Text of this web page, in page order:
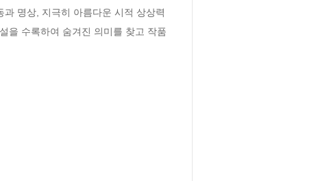
명상, 지극히 아름다운 시적 상상력
을 수록하여 숨겨진 의미를 찾고 작품